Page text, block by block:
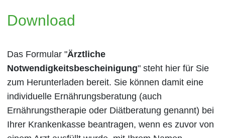
Download
Das Formular "Ärztliche
Notwendigkeitsbescheinigung" steht hier für Sie
zum Herunterladen bereit. Sie können damit eine
individuelle Ernährungsberatung (auch
Ernährungstherapie oder Diätberatung genannt) bei
Ihrer Krankenkasse beantragen, wenn es zuvor von